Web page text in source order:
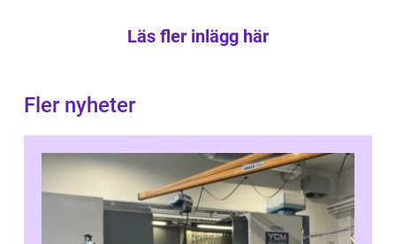
Läs fler inlägg här
Fler nyheter